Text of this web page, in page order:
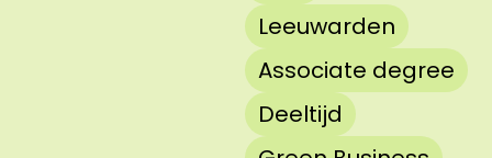
Leeuwarden
Associate degree
Deeltijd